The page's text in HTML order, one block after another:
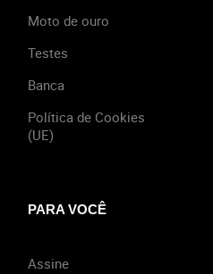
Moto de ouro
Testes
Banca
Política de Cookies
(UE)
PARA VOCÊ
Assine